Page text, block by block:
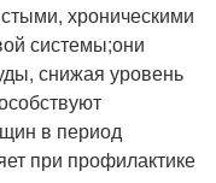
хроническими
системы;они
снижая уровень
в период
при профилактике